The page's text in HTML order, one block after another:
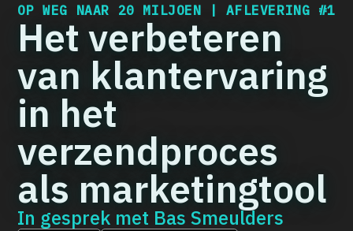
OP WEG NAAR 20 MILJOEN | AFLEVERING #1
Het verbeteren
van klantervaring
in het
verzendproces
als marketingtool
In gesprek met Bas Smeulders